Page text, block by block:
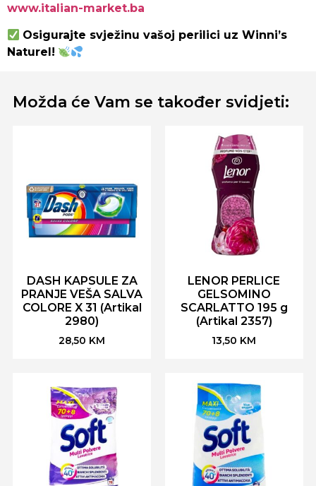
www.italian-market.ba
Osigurajte svježinu vašoj perilici uz Winni’s
Naturel!
Možda će Vam se također svidjeti:
DASH KAPSULE ZA
PRANJE VEŠA SALVA
COLORE X 31 (Artikal
2980)
28,50 KM
LENOR PERLICE
GELSOMINO
SCARLATTO 195 g
(Artikal 2357)
13,50 KM